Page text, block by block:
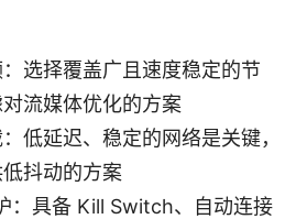
选择覆盖广且速度稳定的节
流媒体优化的方案
低延迟、稳定的网络是关键，
抖动的方案
：具备 Kill Switch、自动连接